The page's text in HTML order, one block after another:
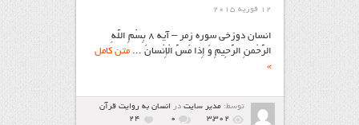
12 فوریه 2015
انسان دوزخی سوره زمر – آیه ۸ بِسْمِ اللَّهِ
الرَّحْمنِ الرَّحِیمِ وَ إِذا مَسَّ الْإِنْسانَ ...متن کامل
»
توسط: مدیر سایتدر انسان به روایت قرآن
3,302
۰ 24